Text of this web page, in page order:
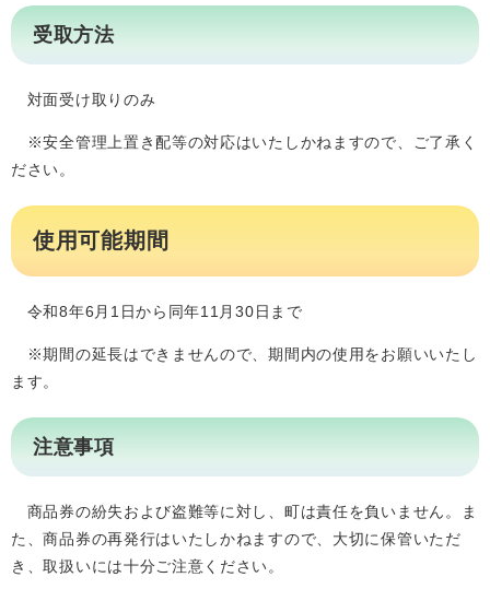
受取方法
対面受け取りのみ
※安全管理上置き配等の対応はいたしかねますので、ご了承く
ださい。
使用可能期間
令和8年6月1日から同年11月30日まで
※期間の延長はできませんので、期間内の使用をお願いいたし
ます。
​注意事項
商品券の紛失および盗難等に対し、町は責任を負いません。ま
た、商品券の再発行はいたしかねますので、大切に保管いただ
き、取扱いには十分ご注意ください。